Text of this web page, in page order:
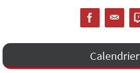
Calendrier